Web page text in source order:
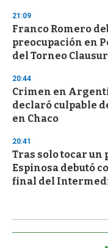
21:09
Franco Romero
preocupación en
del Torneo
20:44
Crimen en
declaró culpable
en Chaco
20:41
Tras solo tocar un
Espinosa debutó
final del